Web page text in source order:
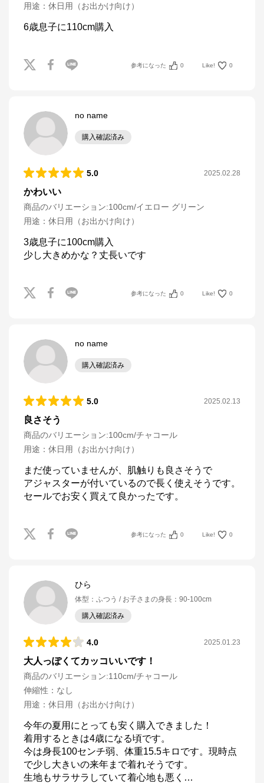
用途 ： 休日用（お出かけ向け）
6歳息子に110cm購入
参考になった 0 Like! 0
no name
購入確認済み
5.0 2025.02.28
かわいい
商品のバリエーション:100cm/イエロー グリーン
用途 ： 休日用（お出かけ向け）
3歳息子に100cm購入
少し大きめかな？丈長いです
参考になった 0 Like! 0
no name
購入確認済み
5.0 2025.02.13
良さそう
商品のバリエーション:100cm/チャコール
用途 ： 休日用（お出かけ向け）
まだ使っていませんが、肌触りも良さそうで
アジャスターが付いているので長く使えそうです。
セールでお安く買えて良かったです。
参考になった 0 Like! 0
ひら
体型 ： ふつう お子さまの身長 ： 90-100cm
購入確認済み
4.0 2025.01.23
大人っぽくてカッコいいです！
商品のバリエーション:110cm/チャコール
伸縮性 ： なし
用途 ： 休日用（お出かけ向け）
今年の夏用にとっても安く購入できました！
着用するときは4歳になる頃です。
今は身長100センチ弱、体重15.5キロです。現時点
で少し大きいの来年まで着れそうです。
生地もサラサラしていて着心地も悪く …